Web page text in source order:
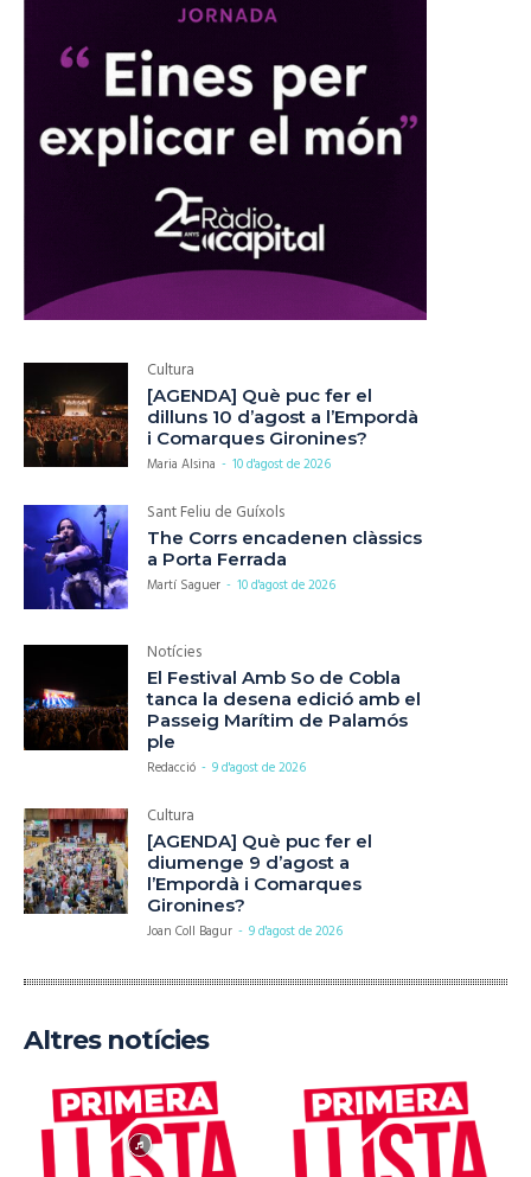
Cultura
[AGENDA] Què puc fer el
dilluns 10 d’agost a l’Empordà
i Comarques Gironines?
Maria Alsina - 10 d'agost de 2026
Sant Feliu de Guíxols
The Corrs encadenen clàssics
a Porta Ferrada
Martí Saguer - 10 d'agost de 2026
Notícies
El Festival Amb So de Cobla
tanca la desena edició amb el
Passeig Marítim de Palamós
ple
Redacció - 9 d'agost de 2026
Cultura
[AGENDA] Què puc fer el
diumenge 9 d’agost a
l’Empordà i Comarques
Gironines?
Joan Coll Bagur - 9 d'agost de 2026
Altres notícies